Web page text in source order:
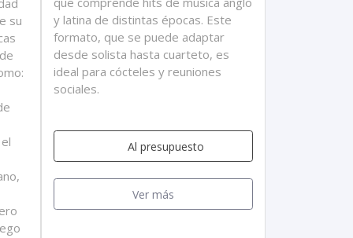
su
y latina de distintas épocas. Este
formato, que se puede adaptar
desde solista hasta cuarteto, es
ideal para cócteles y reuniones
sociales.
Al presupuesto
Ver más